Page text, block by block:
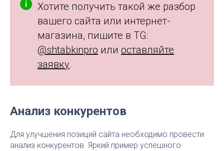
Хотите получить такой же разбор
вашего сайта или интернет-
магазина, пишите в TG:
@shtabkinpro или оставляйте
заявку.
Анализ конкурентов
Для улучшения позиций сайта необходимо провести
анализ конкурентов. Яркий пример успешного